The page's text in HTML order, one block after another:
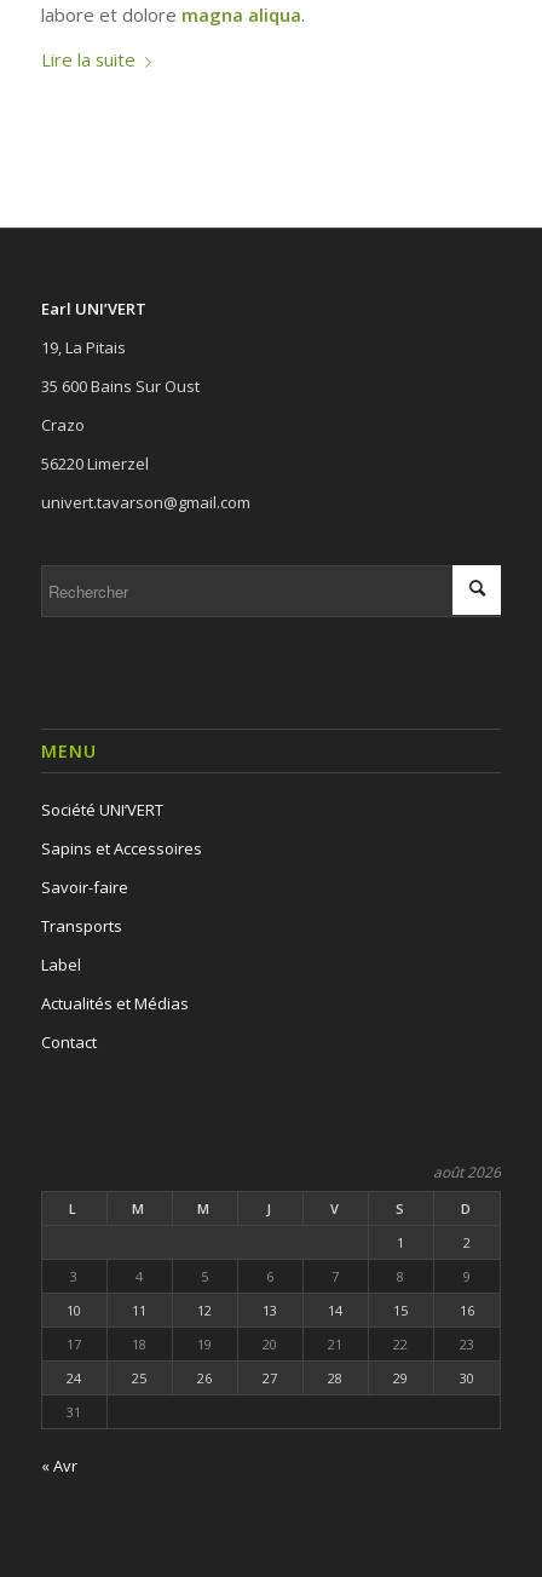
labore et dolore magna aliqua.
Lire la suite
Earl UNI’VERT
19, La Pitais
35 600 Bains Sur Oust
Crazo
56220 Limerzel
univert.tavarson@gmail.com
MENU
Société UNI’VERT
Sapins et Accessoires
Savoir-faire
Transports
Label
Actualités et Médias
Contact
août 2026
L M M J V S
D
1
2
3
4 5 6 7 8
9
10
11 12 13 14 15
16
17
18 19 20 21 22
23
24
25 26 27 28 29
30
31
« Avr